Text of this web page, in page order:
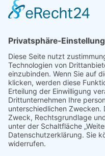
Seniorennachmittag
14.00 Uhr
Gottesdienst nach den
Kleine Geschichte der